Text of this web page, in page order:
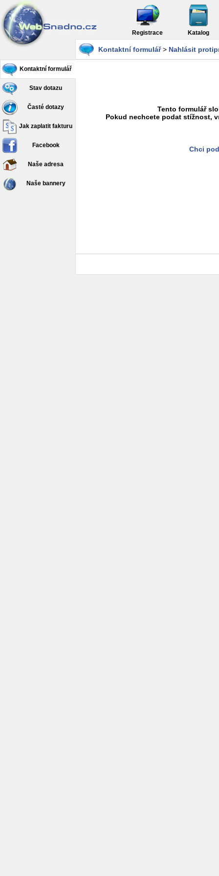
Registrace Katalog
Kontaktní formulář
Stav dotazu
Časté dotazy
Jak zaplatit fakturu
Facebook
Naše adresa
Naše bannery
Kontaktní formulář> Nahlásit
Tento formulář
Pokud nechcete podat stížnost,
Chci